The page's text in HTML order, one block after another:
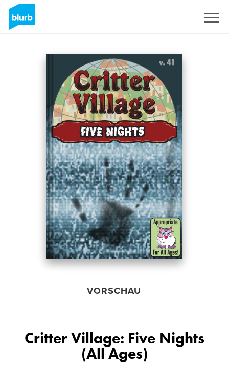
VORSCHAU
Critter Village: Five Nights
(All Ages)